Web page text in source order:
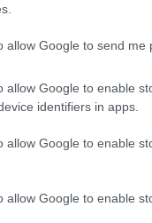
allow Google to send me
allow Google to enable
identifiers in apps.
allow Google to enable
allow Google to enable
CoV che
ulteriori
l’articolista ci
virus è
il rischio che
“.
l’epidemiologo